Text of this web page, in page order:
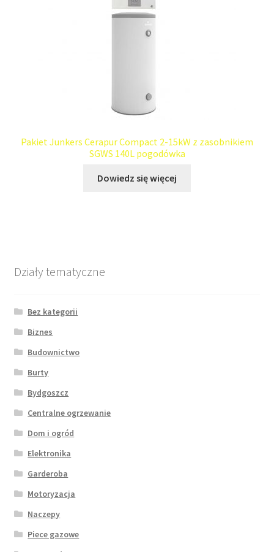
Pakiet Junkers Cerapur Compact 2-15kW z zasobnikiem
SGWS 140L pogodówka
Dowiedz się więcej
Działy tematyczne
Bez kategorii
Biznes
Budownictwo
Burty
Bydgoszcz
Centralne ogrzewanie
Dom i ogród
Elektronika
Garderoba
Motoryzacja
Naczepy
Piece gazowe